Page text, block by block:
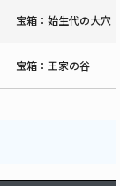
宝箱：始生代の大穴
宝箱：王家の谷